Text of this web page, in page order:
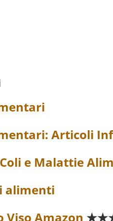
Articoli
e Malattie
alimenti
Viso Amazon